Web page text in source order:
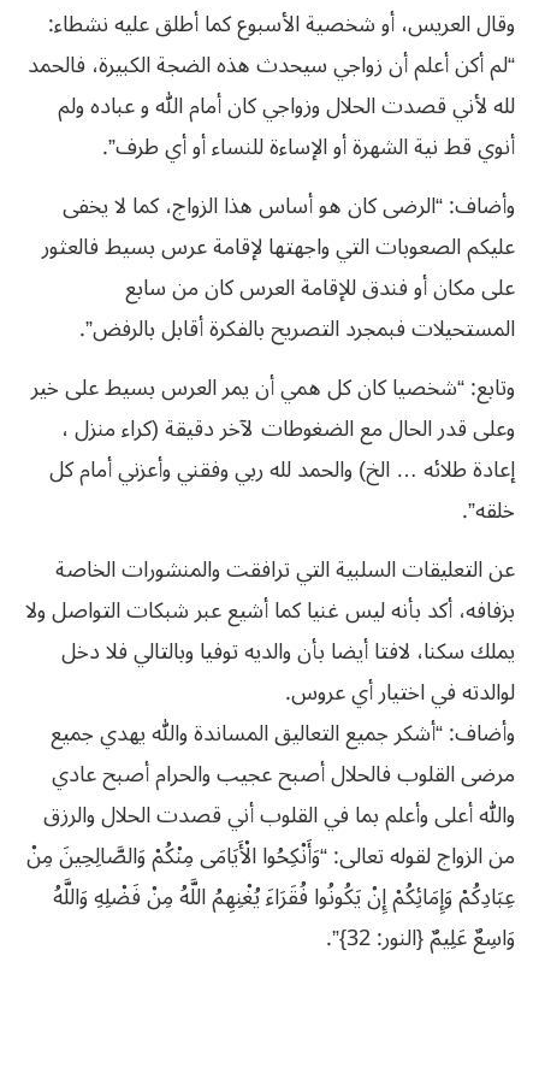
وقال العريس، أو شخصية الأسبوع كما أطلق عليه نشطاء:
“لم أكن أعلم أن زواجي سيحدث هذه الضجة الكبيرة، فالحمد
لله لأني قصدت الحلال وزواجي كان أمام الله و عباده ولم
أنوي قط نية الشهرة أو الإساءة للنساء أو أي طرف”.
وأضاف: “الرضى كان هو أساس هذا الزواج، كما لا يخفى
عليكم الصعوبات التي واجهتها لإقامة عرس بسيط فالعثور
على مكان أو فندق للإقامة العرس كان من سابع
المستحيلات فبمجرد التصريح بالفكرة أقابل بالرفض”.
وتابع: “شخصيا كان كل همي أن يمر العرس بسيط على خير
وعلى قدر الحال مع الضغوطات لآخر دقيقة (كراء منزل ،
إعادة طلائه … الخ) والحمد لله ربي وفقني وأعزني أمام كل
خلقه”.
عن التعليقات السلبية التي ترافقت والمنشورات الخاصة
بزفافه، أكد بأنه ليس غنيا كما أشيع عبر شبكات التواصل ولا
يملك سكنا، لافتا أيضا بأن والديه توفيا وبالتالي فلا دخل
لوالدته في اختيار أي عروس.
وأضاف: “أشكر جميع التعاليق المساندة والله يهدي جميع
مرضى القلوب فالحلال أصبح عجيب والحرام أصبح عادي
والله أعلى وأعلم بما في القلوب أني قصدت الحلال والرزق
من الزواج لقوله تعالى: “وَأَنْكِحُوا الْأَيَامَى مِنْكُمْ وَالصَّالِحِينَ مِنْ
عِبَادِكُمْ وَإِمَائِكُمْ إِنْ يَكُونُوا فُقَرَاءَ يُغْنِهِمُ اللَّهُ مِنْ فَضْلِهِ وَاللَّهُ
وَاسِعٌ عَلِيمٌ {النور: 32}”.